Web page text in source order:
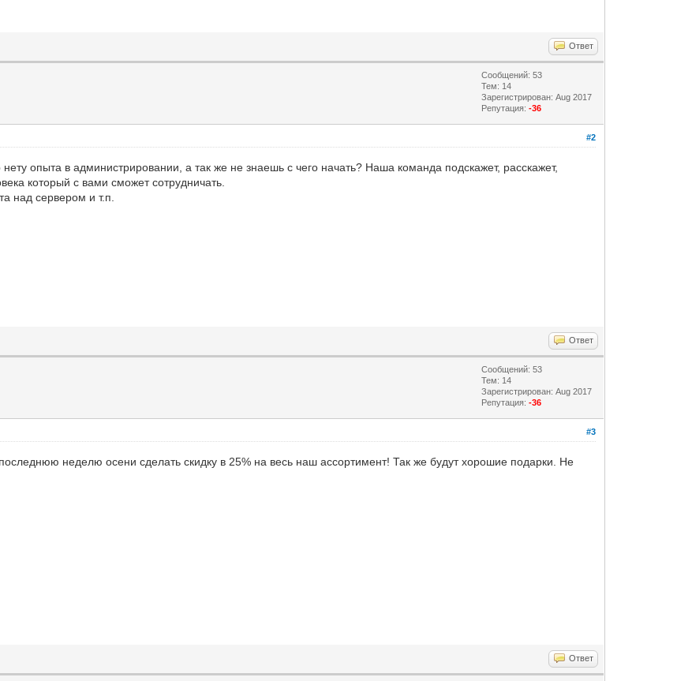
Ответ
Сообщений: 53
Тем: 14
Зарегистрирован: Aug 2017
Репутация:-36
#2
опыта в администрировании, а так же не знаешь с чего начать? Наша команда подскажет, расскажет,
который с вами сможет сотрудничать.
над сервером и т.п.
Ответ
Сообщений: 53
Тем: 14
Зарегистрирован: Aug 2017
Репутация:-36
#3
неделю осени сделать скидку в 25% на весь наш ассортимент! Так же будут хорошие подарки. Не
Ответ